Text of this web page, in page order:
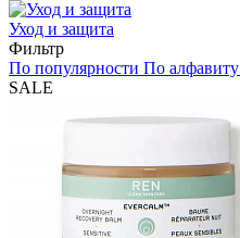
Уход и защита
Фильтр
По популярности По алфавиту
SALE